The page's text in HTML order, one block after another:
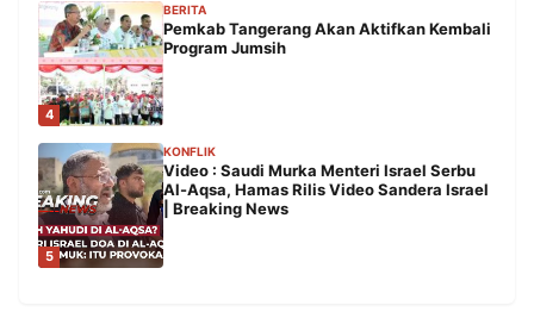
4
BERITA
Pemkab Tangerang Akan Aktifkan Kembali
Program Jumsih
5
KONFLIK
Video : Saudi Murka Menteri Israel Serbu
Al-Aqsa, Hamas Rilis Video Sandera Israel
| Breaking News